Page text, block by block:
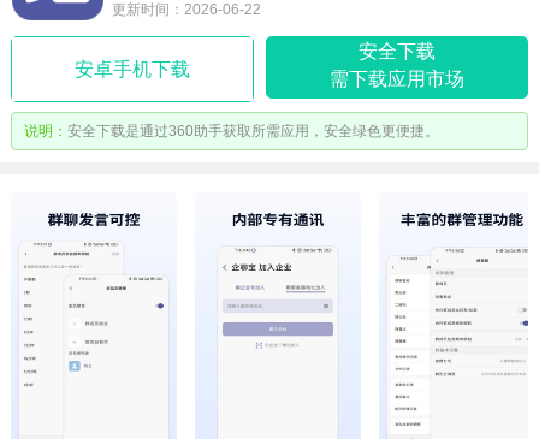
更新时间：2026-06-22
安卓手机下载
安全下载
需下载应用市场
说明： 安全下载是通过360助手获取所需应用，安全绿色更便捷。